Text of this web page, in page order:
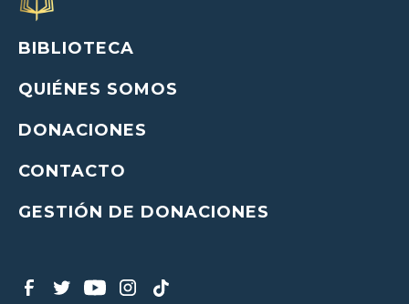
BIBLIOTECA
QUIÉNES SOMOS
DONACIONES
CONTACTO
GESTIÓN DE DONACIONES